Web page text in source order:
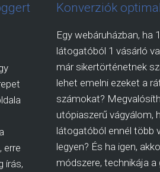
erre
írás,
Konverziók
Egy webáruházban, ha
látogatóból 1 vásárló
már sikertörténetnek
lehet emelni ezeket a
számokat?
utópiaszerű vágyálom,
látogatóból ennél több
legyen? És ha igen,
módszere, technikája a